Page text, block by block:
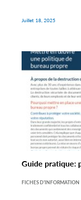
Juillet 18, 2025
Guide pratique:
FICHES D'INFORMATION